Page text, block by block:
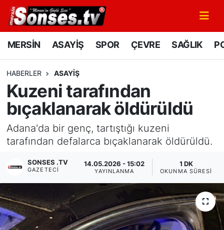
MERSİN ASAYİŞ SPOR ÇEVRE SAĞLIK
HABERLER ASAYİŞ
Kuzeni tarafından
bıçaklanarak öldürüldü
Adana'da bir genç, tartıştığı kuzeni
tarafından defalarca bıçaklanarak öldürüldü.
SONSES .TV
GAZETECI
14.05.2026 - 15:02
YAYINLANMA
1 DK
OKUNMA SÜRESI
MERSİN
SPOR
GÜNÜN MANŞETİ
DÜNYA
KÜLTÜR - SANAT
MAGAZİN
SAĞLIK
Mersin Nöbetçi Eczaneler
Mersin Namaz Vakitleri
Mersin Trafik Yoğunluk Haritası
Süper Lig Puan Durumu ve Fikstür
Tüm Manşetler
Son Dakika Haberleri
Haber Arşivi